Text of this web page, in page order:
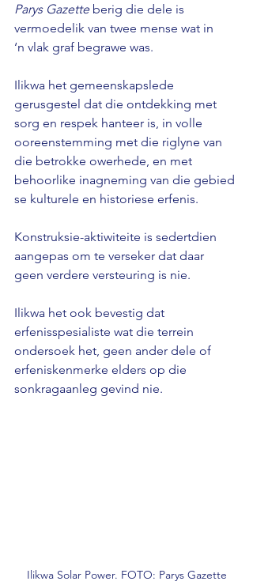
Parys Gazette berig die dele is
vermoedelik van twee mense wat in
‘n vlak graf begrawe was.
Ilikwa het gemeenskapslede
gerusgestel dat die ontdekking met
sorg en respek hanteer is, in volle
ooreenstemming met die riglyne van
die betrokke owerhede, en met
behoorlike inagneming van die gebied
se kulturele en historiese erfenis.
Konstruksie-aktiwiteite is sedertdien
aangepas om te verseker dat daar
geen verdere versteuring is nie.
Ilikwa het ook bevestig dat
erfenisspesialiste wat die terrein
ondersoek het, geen ander dele of
erfeniskenmerke elders op die
sonkragaanleg gevind nie.
Ilikwa Solar Power. FOTO: Parys Gazette